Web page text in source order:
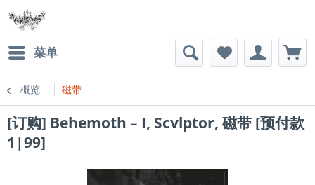
菜单
概览 磁带
[订购] Behemoth – I, Scvlptor, 磁带 [预付款
1|99]